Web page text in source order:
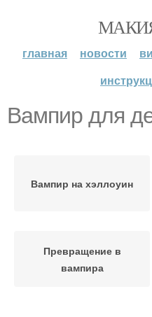
главная новости
Вампир для
Вампир на хэллоуин
Превращение в
вампира